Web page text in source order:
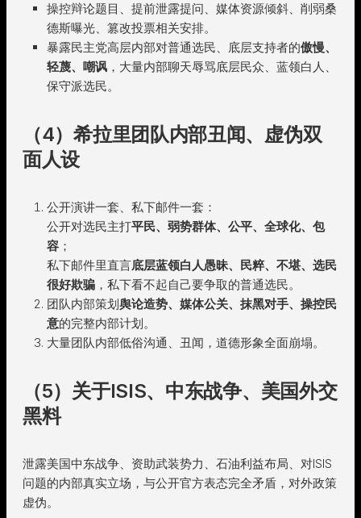
操控辩论题目、提前泄露提问、媒体资源倾斜、削弱桑
德斯曝光、篡改投票相关安排。
暴露民主党高层内部对普通选民、底层支持者的傲慢、
轻蔑、嘲讽 ，大量内部聊天辱骂底层民众、蓝领白人、
保守派选民。
（4）希拉里团队内部丑闻、虚伪双
面人设
公开演讲一套、私下邮件一套：
公开对选民主打平民、弱势群体、公平、全球化、包
容 ；
私下邮件里直言底层蓝领白人愚昧、民粹、不堪、选民
很好欺骗 ，私下看不起自己要争取的普通选民。
团队内部策划舆论造势、媒体公关、抹黑对手、操控民
意的完整内部计划。
大量团队内部低俗沟通、丑闻，道德形象全面崩塌。
（5）关于ISIS、中东战争、美国外交
黑料
泄露美国中东战争、资助武装势力、石油利益布局、对ISIS
问题的内部真实立场，与公开官方表态完全矛盾，对外政策
虚伪。